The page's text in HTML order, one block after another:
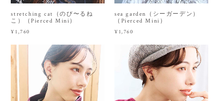
stretching cat（のび〜るね
こ）（Pierced Mini）
¥1,760
sea garden（シーガーデン）
（Pierced Mini）
¥1,760